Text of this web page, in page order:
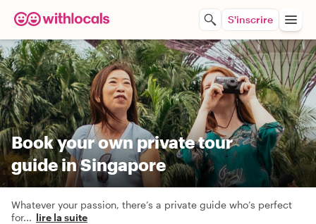
S'inscrire
Book your own private tour
guide in Singapore
Whatever your passion, there’s a private guide who’s perfect
for... lire la suite